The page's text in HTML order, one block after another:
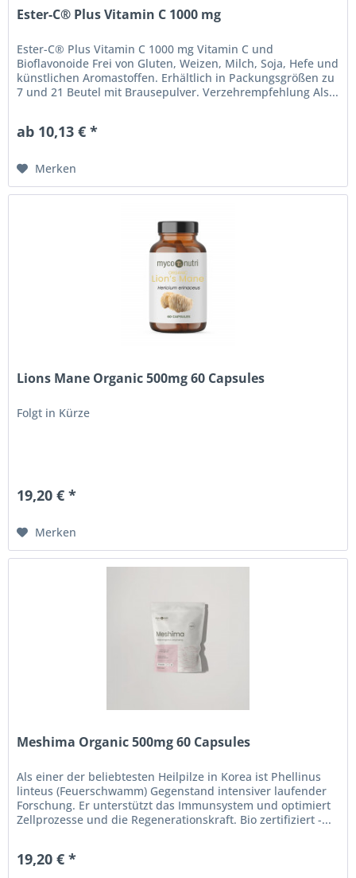
Ester-C® Plus Vitamin C 1000 mg
Ester-C® Plus Vitamin C 1000 mg Vitamin C und
Bioflavonoide Frei von Gluten, Weizen, Milch, Soja, Hefe und
künstlichen Aromastoffen. Erhältlich in Packungsgrößen zu
7 und 21 Beutel mit Brausepulver. Verzehrempfehlung Als...
ab 10,13 € *
Merken
Lions Mane Organic 500mg 60 Capsules
Folgt in Kürze
19,20 € *
Merken
Meshima Organic 500mg 60 Capsules
Als einer der beliebtesten Heilpilze in Korea ist Phellinus
linteus (Feuerschwamm) Gegenstand intensiver laufender
Forschung. Er unterstützt das Immunsystem und optimiert
Zellprozesse und die Regenerationskraft. Bio zertifiziert -...
19,20 € *